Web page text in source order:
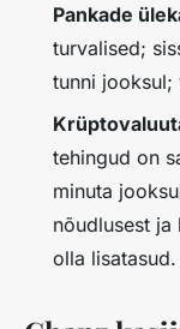
Pankade
turvalised;
tunni jooksul;
tehingud on
minuta
nõudlusest
olla lisatasud.